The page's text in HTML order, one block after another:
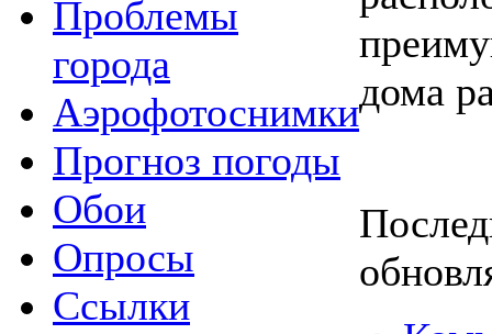
Проблемы
города
Аэрофотоснимки
Прогноз погоды
Обои
Опросы
Ссылки
дома